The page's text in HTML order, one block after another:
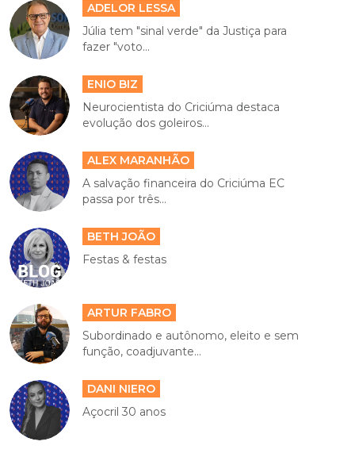
ADELOR LESSA
Júlia tem "sinal verde" da Justiça para
fazer "voto...
ENIO BIZ
Neurocientista do Criciúma destaca
evolução dos goleiros...
ALEX MARANHÃO
A salvação financeira do Criciúma EC
passa por três...
BETH JOÃO
Festas & festas
ARTUR FABRO
Subordinado e autônomo, eleito e sem
função, coadjuvante...
DANI NIERO
Açocril 30 anos